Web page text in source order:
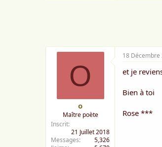
a
O
o
Maître poète
Inscrit
21 Juillet 2018
Messages
5,326
18 Décembre
et je
Bien à toi
Rose ***